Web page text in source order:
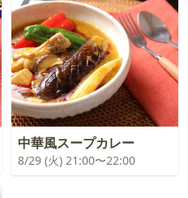
中華風スープカレー
8/29 (火) 21:00〜22:00